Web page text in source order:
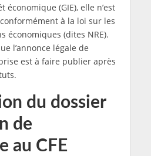
économique (GIE), elle n’est
à la loi sur les
économiques (dites NRE).
l’annonce légale de
est à faire publier après
du dossier
de
au CFE